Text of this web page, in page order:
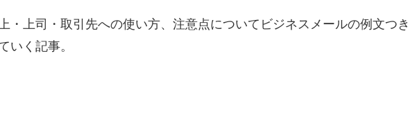
・上司・取引先への使い方、注意点についてビジネスメールの例文つき
いく記事。